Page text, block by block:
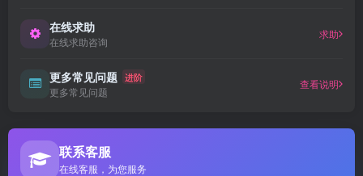
在线求助
在线求助咨询
求助
更多常见问题 进阶
更多常见问题
查看说明
联系客服
在线客服，为您服务